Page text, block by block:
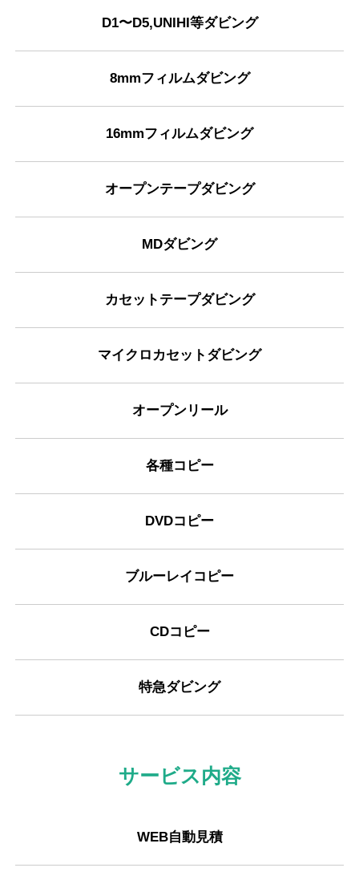
D1〜D5,UNIHI等ダビング
8mmフィルムダビング
16mmフィルムダビング
オープンテープダビング
MDダビング
カセットテープダビング
マイクロカセットダビング
オープンリール
各種コピー
DVDコピー
ブルーレイコピー
CDコピー
特急ダビング
サービス内容
WEB自動見積